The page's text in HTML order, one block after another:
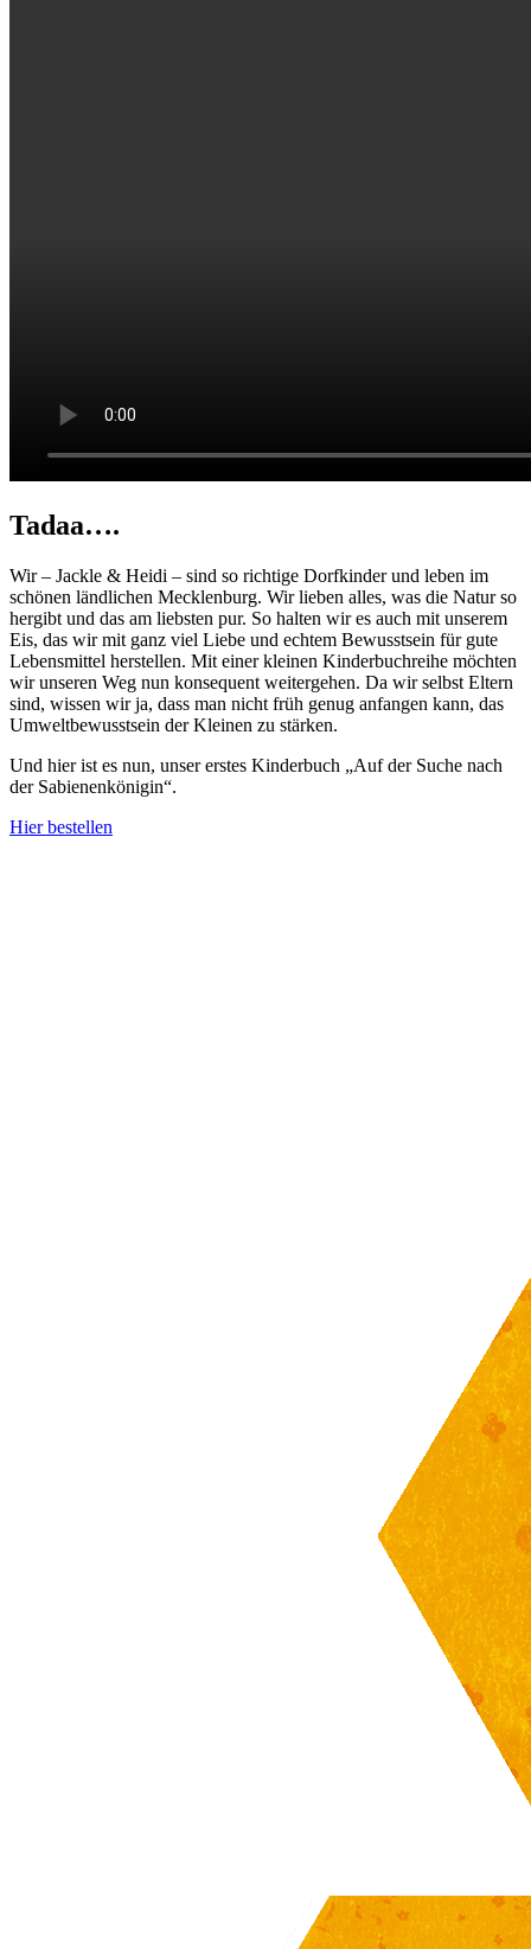
Tadaa….
Wir – Jackle & Heidi – sind so richtige Dorfkinder und leben im
schönen ländlichen Mecklenburg. Wir lieben alles, was die Natur so
hergibt und das am liebsten pur. So halten wir es auch mit unserem
Eis, das wir mit ganz viel Liebe und echtem Bewusstsein für gute
Lebensmittel herstellen. Mit einer kleinen Kinderbuchreihe möchten
wir unseren Weg nun konsequent weitergehen. Da wir selbst Eltern
sind, wissen wir ja, dass man nicht früh genug anfangen kann, das
Umweltbewusstsein der Kleinen zu stärken.
Und hier ist es nun, unser erstes Kinderbuch „Auf der Suche nach
der Sabienenkönigin“.
Hier bestellen